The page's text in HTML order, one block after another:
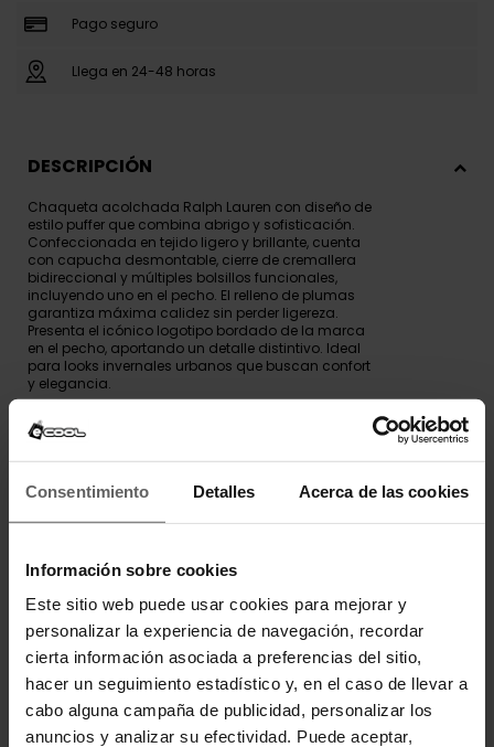
Consentimiento Detalles Acerca de las cookies
Información sobre cookies
Este sitio web puede usar cookies para mejorar y
personalizar la experiencia de navegación, recordar
cierta información asociada a preferencias del sitio,
hacer un seguimiento estadístico y, en el caso de llevar a
cabo alguna campaña de publicidad, personalizar los
anuncios y analizar su efectividad. Puede aceptar,
Pago seguro
Llega en 24-48 horas
DESCRIPCIÓN
Chaqueta acolchada Ralph Lauren con diseño de
estilo puffer que combina abrigo y sofisticación.
Confeccionada en tejido ligero y brillante, cuenta
con capucha desmontable, cierre de cremallera
bidireccional y múltiples bolsillos funcionales,
incluyendo uno en el pecho. El relleno de plumas
garantiza máxima calidez sin perder ligereza.
Presenta el icónico logotipo bordado de la marca
en el pecho, aportando un detalle distintivo. Ideal
para looks invernales urbanos que buscan confort
y elegancia.
DEVOLUCIONES Y CAMBIOS
INFORMACIÓN ENVÍOS
OPINIONES DE CLIENTES
Los clientes que adquirieron este producto también
compraron: